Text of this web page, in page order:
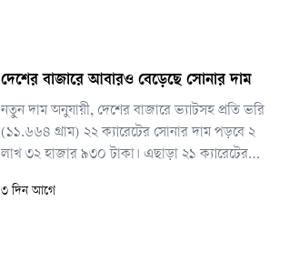
দেশের বাজারে আবারও বেড়েছে সোনার দাম
নতুন দাম অনুযায়ী, দেশের বাজারে ভ্যাটসহ প্রতি ভরি
(১১.৬৬৪ গ্রাম) ২২ ক্যারেটের সোনার দাম পড়বে ২
লাখ ৩২ হাজার ৯৩০ টাকা। এছাড়া ২১ ক্যারেটের
প্রতি ভরি ১ লাখ ৯১ হাজার ৫৬ টাকা এবং সনাতন
৩ দিন আগে